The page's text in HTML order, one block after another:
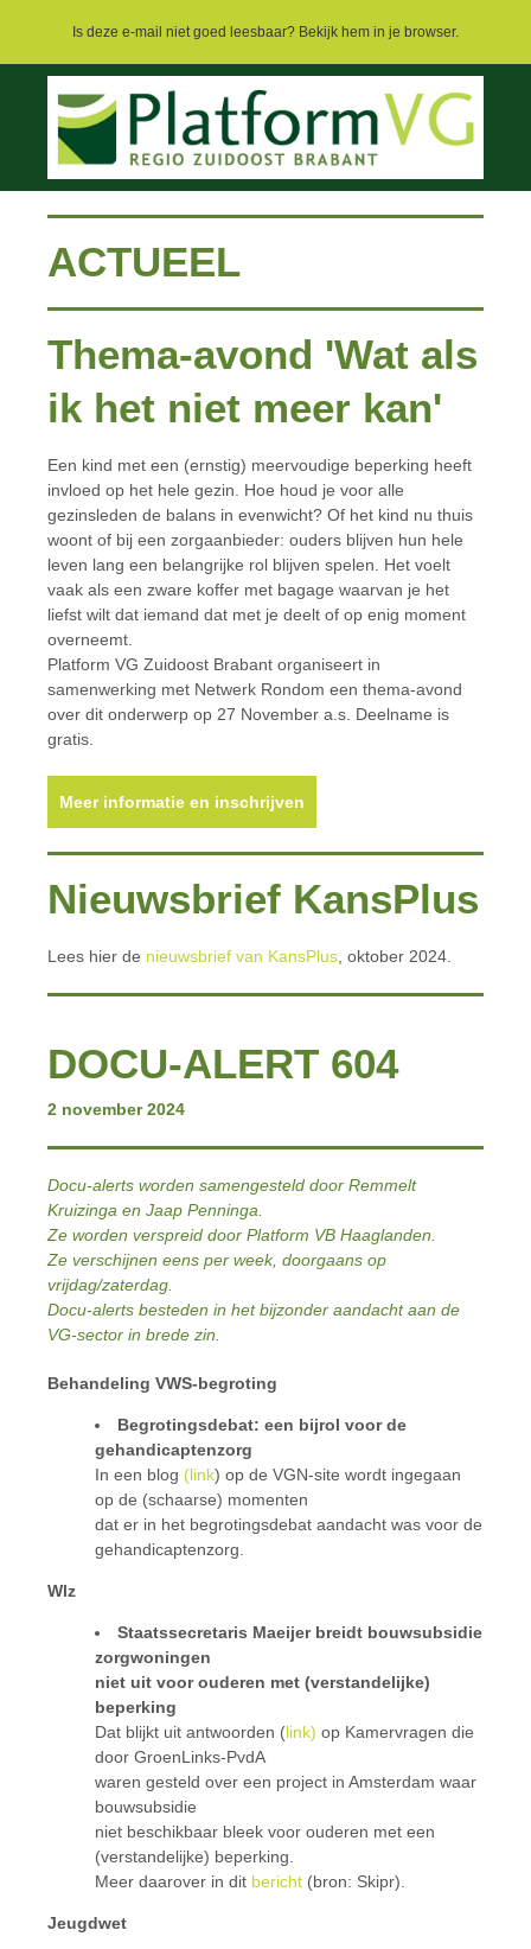
Is deze e-mail niet goed leesbaar? Bekijk hem in je browser.
ACTUEEL
Thema-avond 'Wat als
ik het niet meer kan'
Een kind met een (ernstig) meervoudige beperking heeft
invloed op het hele gezin. Hoe houd je voor alle
gezinsleden de balans in evenwicht? Of het kind nu thuis
woont of bij een zorgaanbieder: ouders blijven hun hele
leven lang een belangrijke rol blijven spelen. Het voelt
vaak als een zware koffer met bagage waarvan je het
liefst wilt dat iemand dat met je deelt of op enig moment
overneemt.
Platform VG Zuidoost Brabant organiseert in
samenwerking met Netwerk Rondom een thema-avond
over dit onderwerp op 27 November a.s. Deelname is
gratis.
Meer informatie en inschrijven
Nieuwsbrief KansPlus
Lees hier de nieuwsbrief van KansPlus , oktober 2024.
DOCU-ALERT 604
2 november 2024
Docu-alerts worden samengesteld door Remmelt
Kruizinga en Jaap Penninga.
Ze worden verspreid door Platform VB Haaglanden.
Ze verschijnen eens per week, doorgaans op
vrijdag/zaterdag.
Docu-alerts besteden in het bijzonder aandacht aan de
VG-sector in brede zin.
Behandeling VWS-begroting
Begrotingsdebat: een bijrol voor de
gehandicaptenzorg
In een blog (link) op de VGN-site wordt ingegaan
op de (schaarse) momenten
dat er in het begrotingsdebat aandacht was voor de
gehandicaptenzorg.
Wlz
Staatssecretaris Maeijer breidt bouwsubsidie
zorgwoningen
niet uit voor ouderen met (verstandelijke)
beperking
Dat blijkt uit antwoorden (link) op Kamervragen die
door GroenLinks-PvdA
waren gesteld over een project in Amsterdam waar
bouwsubsidie
niet beschikbaar bleek voor ouderen met een
(verstandelijke) beperking.
Meer daarover in dit bericht (bron: Skipr).
Jeugdwet